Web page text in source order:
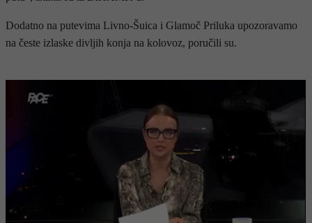
Dodatno na putevima Livno-Šuica i Glamoč Priluka upozoravamo
na česte izlaske divljih konja na kolovoz, poručili su.